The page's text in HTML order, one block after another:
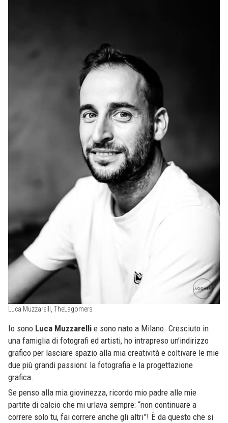
Luca Muzzarelli, TheLagomers
Io sono Luca Muzzarelli e sono nato a Milano. Cresciuto in
una famiglia di fotografi ed artisti, ho intrapreso un’indirizzo
grafico per lasciare spazio alla mia creatività e coltivare le mie
due più grandi passioni: la fotografia e la progettazione
grafica.
Se penso alla mia giovinezza, ricordo mio padre alle mie
partite di calcio che mi urlava sempre: “non continuare a
correre solo tu, fai correre anche gli altri”! È da questo che si